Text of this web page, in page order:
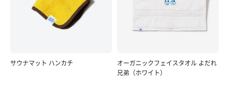
サウナマット ハンカチ
オーガニックフェイスタオル よだれ
兄弟（ホワイト）